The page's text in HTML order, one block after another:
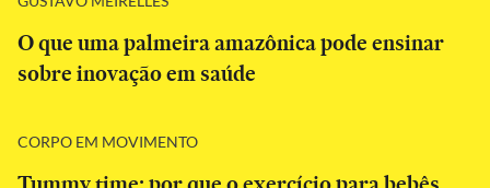
O que uma palmeira amazônica pode ensinar
sobre inovação em saúde
CORPO EM MOVIMENTO